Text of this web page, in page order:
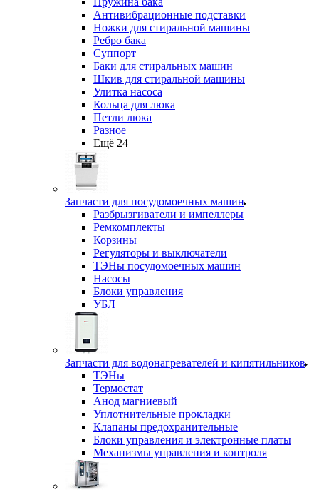
Антивибрационные подставки
Ножки для стиральной машины
Ребро бака
Суппорт
Баки для стиральных машин
Шкив для стиральной машины
Улитка насоса
Кольца для люка
Петли люка
Разное
Ещё 24
Запчасти для посудомоечных машин
Разбрызгиватели и импеллеры
Ремкомплекты
Корзины
Регуляторы и выключатели
ТЭНы посудомоечных машин
Насосы
Блоки управления
УБЛ
Запчасти для водонагревателей и кипятильников
ТЭНы
Термостат
Анод магниевый
Уплотнительные прокладки
Клапаны предохранительные
Блоки управления и электронные платы
Механизмы управления и контроля